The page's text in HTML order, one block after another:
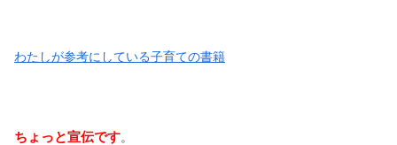
わたしが参考にしている子育ての書籍
ちょっと宣伝です。